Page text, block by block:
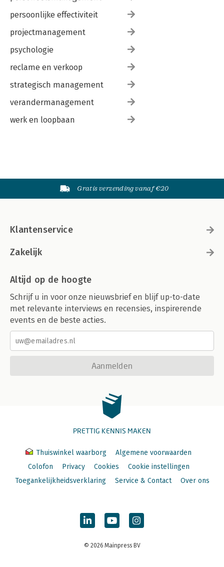
persoonlijke effectiviteit
projectmanagement
psychologie
reclame en verkoop
strategisch management
verandermanagement
werk en loopbaan
Gratis verzending vanaf €20
Klantenservice
Zakelijk
Altijd op de hoogte
Schrijf u in voor onze nieuwsbrief en blijf up-to-date
met relevante interviews en recensies, inspirerende
events en de beste acties.
Aanmelden
PRETTIG KENNIS MAKEN
Thuiswinkel waarborg
Algemene voorwaarden
Colofon
Privacy Cookies
Cookie instellingen
Toegankelijkheidsverklaring
Service & Contact Over ons
© 2026 Mainpress BV